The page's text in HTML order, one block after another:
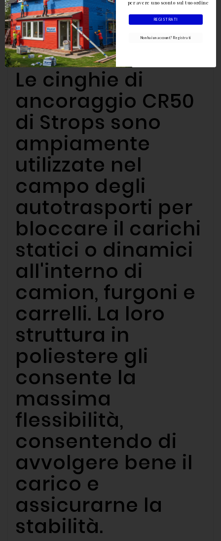
normativa EN
12195-2
Le cinghie di
ancoraggio CR50
di Strops sono
ampiamente
utilizzate nel
campo degli
autotrasporti per
bloccare il carichi
statici o dinamici
all'interno di
camion, furgoni e
carrelli. La loro
struttura in
poliestere gli
consente la
massima
flessibilità,
consentendo di
avvolgere bene il
carico e
assicurarne la
stabilità.
REGISTRATI
Non hai un account? Registrati
per avere uno sconto sul tuo ordine